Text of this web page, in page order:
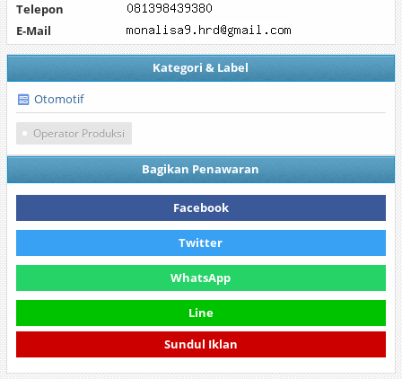
Telepon
E-Mail
Kategori & Label
Otomotif
Operator Produksi
Bagikan Penawaran
Facebook
Twitter
WhatsApp
Line
Sundul Iklan